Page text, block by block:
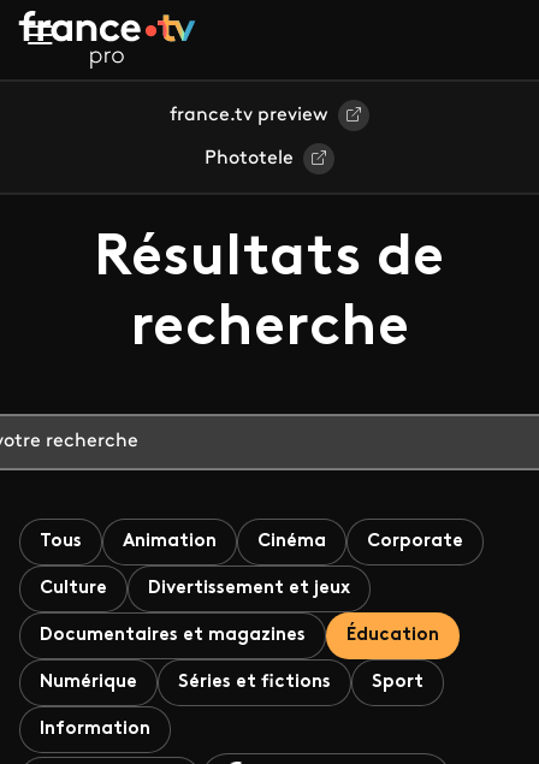
Aller au contenu principal
france.tv preview
Phototele
Résultats de
recherche
Tous Animation Cinéma Corporate
Culture Divertissement et jeux
Documentaires et magazines Éducation
Numérique Séries et fictions Sport
Information